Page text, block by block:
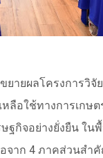
ยายผลโครงการวิจั
ลือใช้ทางการเกษ
ฐกิจอย่างยั่งยืน ใน
จาก 4 ภาคส่วนสำ